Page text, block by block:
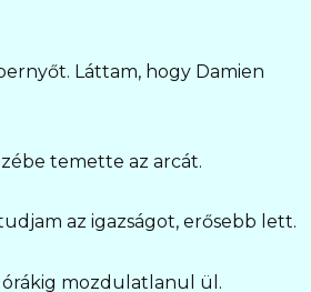
Láttam, hogy Damien
temette az arcát.
az igazságot, erősebb lett.
mozdulatlanul ül.